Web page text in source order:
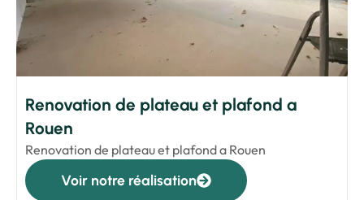
Renovation de plateau et plafond a
Rouen
Renovation de plateau et plafond a Rouen
Voir notre réalisation